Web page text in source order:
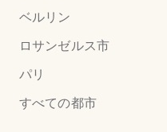
ベルリン
ロサンゼルス市
パリ
すべての都市